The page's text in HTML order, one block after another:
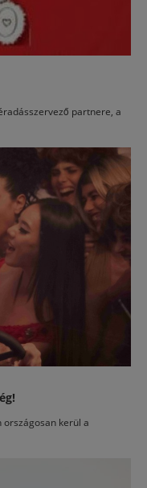
partnere, a
kerül a